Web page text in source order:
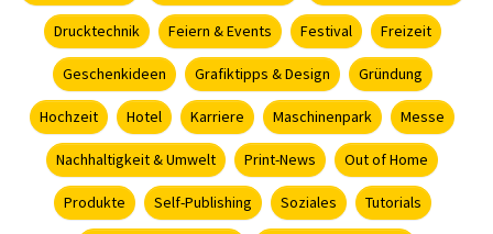
Drucktechnik Feiern & Events Festival Freizeit
Geschenkideen Grafiktipps & Design Gründung
Hochzeit Hotel Karriere Maschinenpark Messe
Nachhaltigkeit & Umwelt Print-News Out of Home
Produkte Self-Publishing Soziales Tutorials